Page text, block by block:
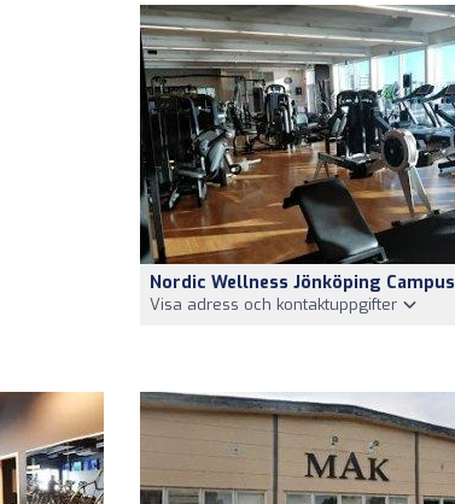
Nordic Wellness Jönköping Campus
Visa adress och kontaktuppgifter